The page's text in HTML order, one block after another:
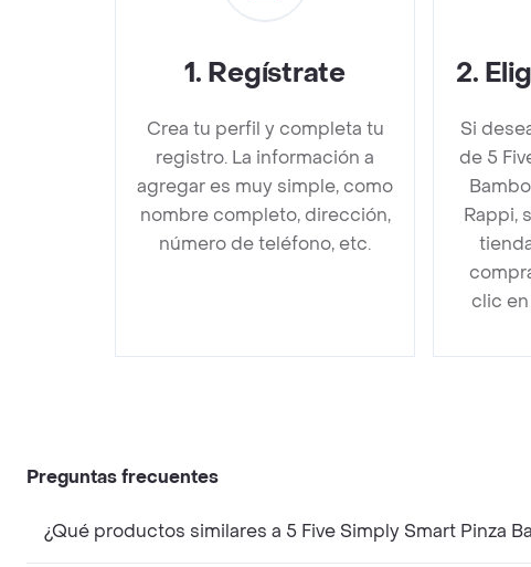
1. Regístrate
Crea tu perfil y completa tu
registro. La información a
agregar es muy simple, como
nombre completo, dirección,
número de teléfono, etc.
2.
Si
de 5
Rappi,
clic en
Preguntas frecuentes
¿Qué productos similares a 5 Five Simply Smart Pinza